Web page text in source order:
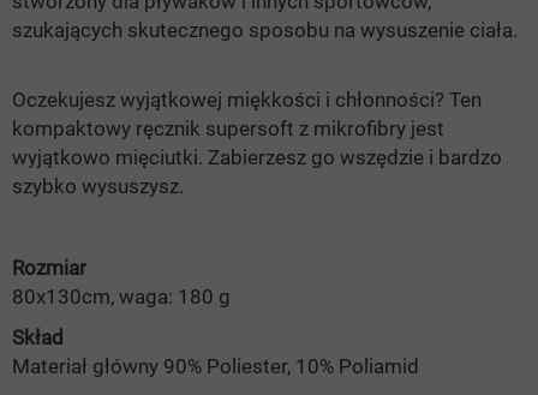
szukających skutecznego sposobu na wysuszenie ciała.
Oczekujesz wyjątkowej miękkości i chłonności? Ten
kompaktowy ręcznik supersoft z mikrofibry jest
wyjątkowo mięciutki. Zabierzesz go wszędzie i bardzo
szybko wysuszysz.
Rozmiar
80x130cm, waga: 180 g
Skład
Materiał główny 90% Poliester, 10% Poliamid